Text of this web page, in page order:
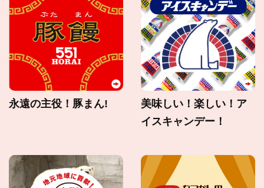
永遠の主役！豚まん!
美味しい！楽しい！ア
イスキャンデー！